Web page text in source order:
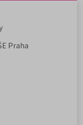
Praha